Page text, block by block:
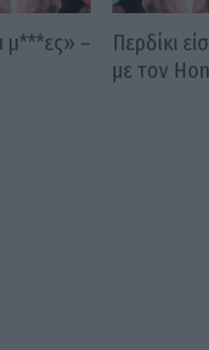
μ***ες» –
Περδίκι
με τον